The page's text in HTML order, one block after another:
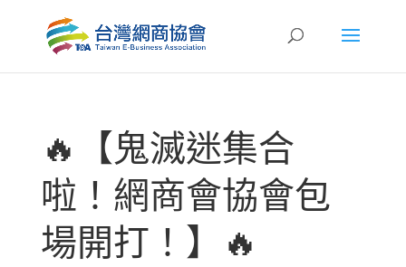
🔥【鬼滅迷集合
啦！網商會協會包
場開打！】🔥